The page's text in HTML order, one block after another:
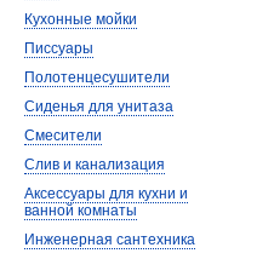
Кухонные мойки
Писсуары
Полотенцесушители
Сиденья для унитаза
Смесители
Слив и канализация
Аксессуары для кухни и
ванной комнаты
Инженерная сантехника